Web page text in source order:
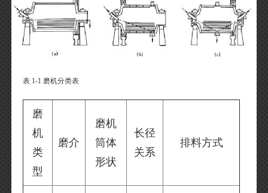
表 1-1 磨机分类表
磨
机
类
型
磨介
磨机
筒体
形状
长径
关系
排料方式